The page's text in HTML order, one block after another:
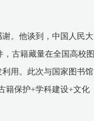
。他谈到，中国人民大
古籍藏量在全国高校图
用。此次与国家图书馆
籍保护+学科建设+文化